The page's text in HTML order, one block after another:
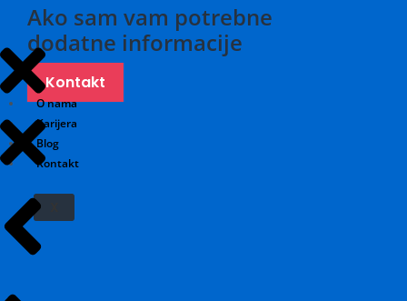
Ako sam vam potrebne
dodatne informacije
Kontakt
O nama
Karijera
Blog
Kontakt